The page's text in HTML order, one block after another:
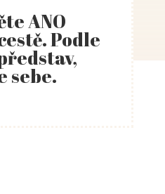
ANO
Podle
sebe.